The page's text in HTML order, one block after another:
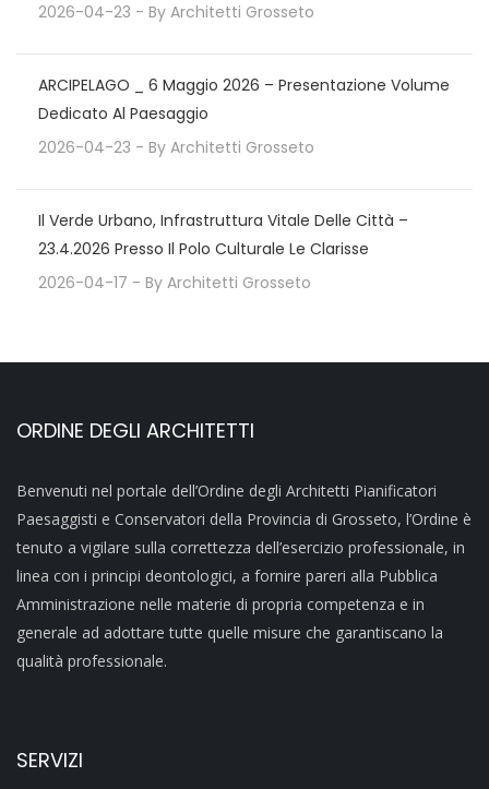
2026-04-23 - By Architetti Grosseto
ARCIPELAGO _ 6 Maggio 2026 – Presentazione Volume
Dedicato Al Paesaggio
2026-04-23 - By Architetti Grosseto
Il Verde Urbano, Infrastruttura Vitale Delle Città –
23.4.2026 Presso Il Polo Culturale Le Clarisse
2026-04-17 - By Architetti Grosseto
ORDINE DEGLI ARCHITETTI
Benvenuti nel portale dell’Ordine degli Architetti Pianificatori
Paesaggisti e Conservatori della Provincia di Grosseto, l’Ordine è
tenuto a vigilare sulla correttezza dell’esercizio professionale, in
linea con i principi deontologici, a fornire pareri alla Pubblica
Amministrazione nelle materie di propria competenza e in
generale ad adottare tutte quelle misure che garantiscano la
qualità professionale.
SERVIZI